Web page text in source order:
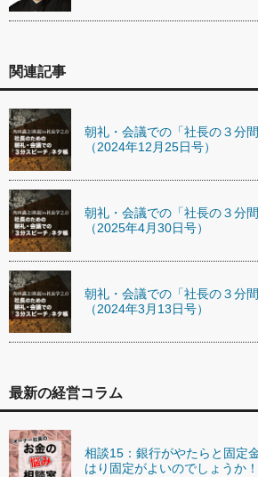
関連記事
朝礼・会議での「社長の３分
（2024年12月25日号）
朝礼・会議での「社長の３分
（2025年4月30日号）
朝礼・会議での「社長の３分
（2024年3月13日号）
最新の経営コラム
相談15：銀行がやたらと固定
はり固定がよいのでしょうか！